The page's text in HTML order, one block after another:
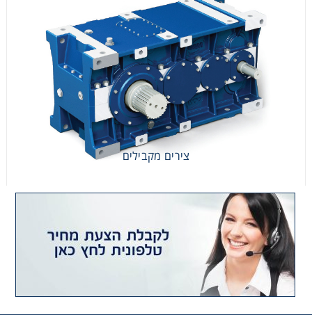
צירים מקבילים
צירים מקבילים